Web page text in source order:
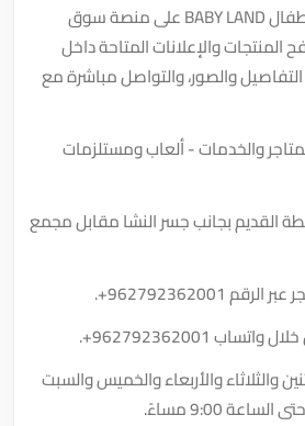
تعرّف على متجر ارض الاطفال BABY LAND على منصة سوق
المنتجات والإعلانات المتاحة داخل
والصور، والتواصل مباشرة مع
والخدمات - ألعاب ومستلزمات
القديم بجانب جسر النشا مقابل مجمع
عبر الرقم +962792362001
.
واتساب +962792362001
.
والثلاثاء والأربعاء والخميس والسبت